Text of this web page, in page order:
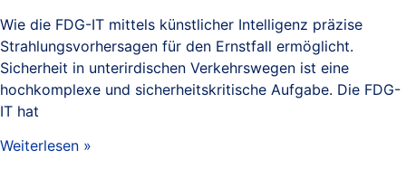
Wie die FDG-IT mittels künstlicher Intelligenz präzise
Strahlungsvorhersagen für den Ernstfall ermöglicht.
Sicherheit in unterirdischen Verkehrswegen ist eine
hochkomplexe und sicherheitskritische Aufgabe. Die FDG-
IT hat
Weiterlesen »